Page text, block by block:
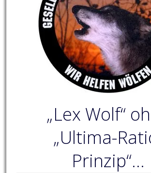
„Lex Wolf“
„Ultima-
Prinzip“…